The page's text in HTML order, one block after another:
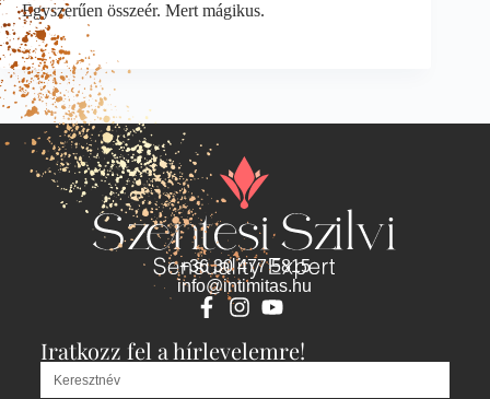
Egyszerűen összeér. Mert mágikus.
+36 30 477 5815
info@intimitas.hu
Iratkozz fel a hírlevelemre!